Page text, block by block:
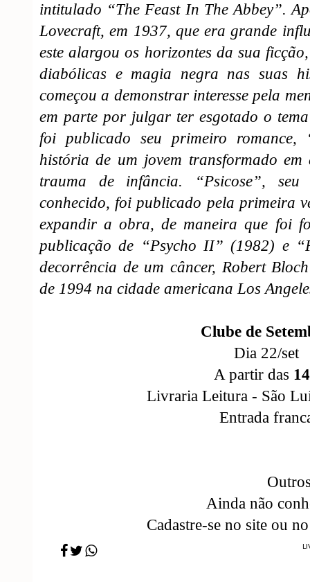
intitulado “The Feast In The Abbey”.
Lovecraft, em 1937, que era grande
este alargou os horizontes da sua
diabólicas e magia negra nas suas
começou a demonstrar interesse pela
em parte por julgar ter esgotado o
foi publicado seu primeiro
história de um jovem transformado em
trauma de infância. “Psicose”,
conhecido, foi publicado pela primeira
expandir a obra, de maneira que foi
publicação de “Psycho II” (1982) e
decorrência de um câncer, Robert
de 1994 na cidade americana Los
Clube de
Dia 22/set
A partir das
Livraria Leitura - São
Entrada
Ainda não
Cadastre-se no site ou